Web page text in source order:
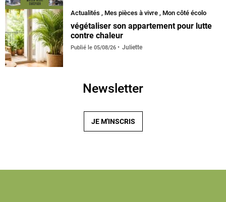
Actualités , Mes pièces à vivre , Mon côté écolo
végétaliser son appartement pour lutte
contre chaleur
Publié le 05/08/26 Juliette
Newsletter
JE M'INSCRIS